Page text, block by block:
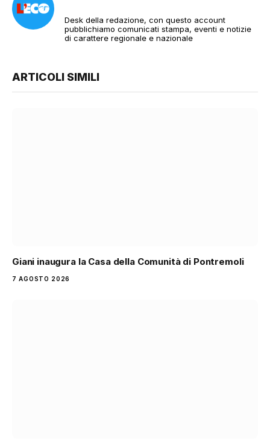
Desk della redazione, con questo account
pubblichiamo comunicati stampa, eventi e notizie
di carattere regionale e nazionale
ARTICOLI SIMILI
Giani inaugura la Casa della Comunità di Pontremoli
7 AGOSTO 2026